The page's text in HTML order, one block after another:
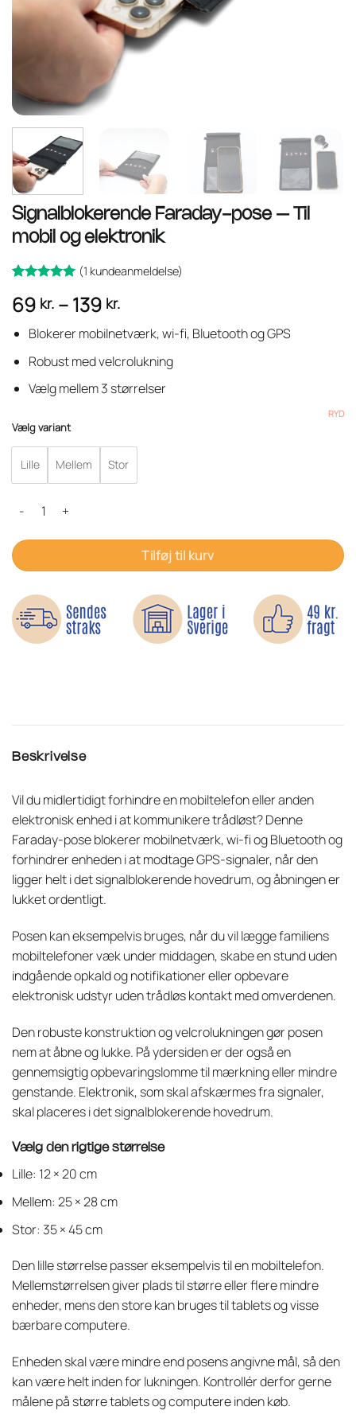
Signalblokerende Faraday-pose – Til
mobil og elektronik
som 5ud
på
kundebedømmelse
(1 kundeanmeldelse)
69 kr. –139 kr.Prisinterval:
69 kr.
til
139 kr.
Blokerer mobilnetværk, wi-fi, Bluetooth og GPS
Robust med velcrolukning
Vælg mellem 3 størrelser
Vælg variant
Lille Mellem Stor
RYD
Signalblokerende Faraday-pose – Til mobil og elektronik antal
Tilføj til kurv
Beskrivelse
Vil du midlertidigt forhindre en mobiltelefon eller anden
elektronisk enhed i at kommunikere trådløst? Denne
Faraday-pose blokerer mobilnetværk, wi-fi og Bluetooth og
forhindrer enheden i at modtage GPS-signaler, når den
ligger helt i det signalblokerende hovedrum, og åbningen er
lukket ordentligt.
Posen kan eksempelvis bruges, når du vil lægge familiens
mobiltelefoner væk under middagen, skabe en stund uden
indgående opkald og notifikationer eller opbevare
elektronisk udstyr uden trådløs kontakt med omverdenen.
Den robuste konstruktion og velcrolukningen gør posen
nem at åbne og lukke. På ydersiden er der også en
gennemsigtig opbevaringslomme til mærkning eller mindre
genstande. Elektronik, som skal afskærmes fra signaler,
skal placeres i det signalblokerende hovedrum.
Vælg den rigtige størrelse
Lille: 12 × 20 cm
Mellem: 25 × 28 cm
Stor: 35 × 45 cm
Den lille størrelse passer eksempelvis til en mobiltelefon.
Mellemstørrelsen giver plads til større eller flere mindre
enheder, mens den store kan bruges til tablets og visse
bærbare computere.
Enheden skal være mindre end posens angivne mål, så den
kan være helt inden for lukningen. Kontrollér derfor gerne
målene på større tablets og computere inden køb.